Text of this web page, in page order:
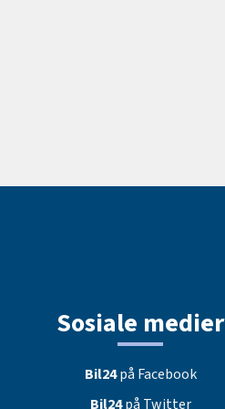
Sosiale medier
Bil24på Facebook
Bil24på Twitter